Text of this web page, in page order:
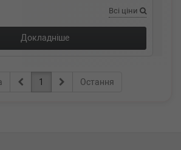
Всі ціни
Докладніше
1 Остання